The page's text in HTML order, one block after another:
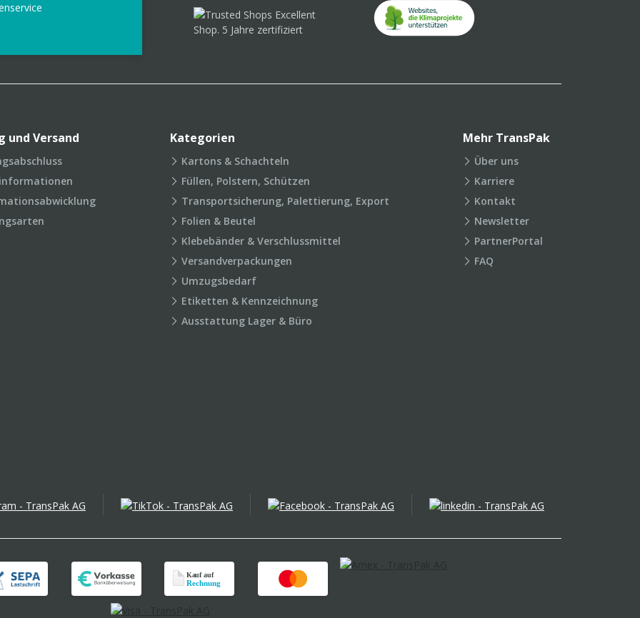
und Versand Kategorien
Kartons & Schachteln
Füllen, Polstern, Schützen
Transportsicherung, Palettierung, Export
Folien & Beutel
Klebebänder & Verschlussmittel
Versandverpackungen
Umzugsbedarf
Etiketten & Kennzeichnung
Ausstattung Lager & Büro
Mehr TransPak
Über uns
Karriere
Kontakt
Newsletter
PartnerPortal
FAQ